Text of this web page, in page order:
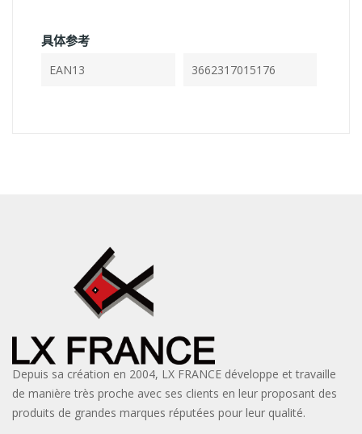
具体参考
EAN13 3662317015176
Depuis sa création en 2004, LX FRANCE développe et travaille
de manière très proche avec ses clients en leur proposant des
produits de grandes marques réputées pour leur qualité.